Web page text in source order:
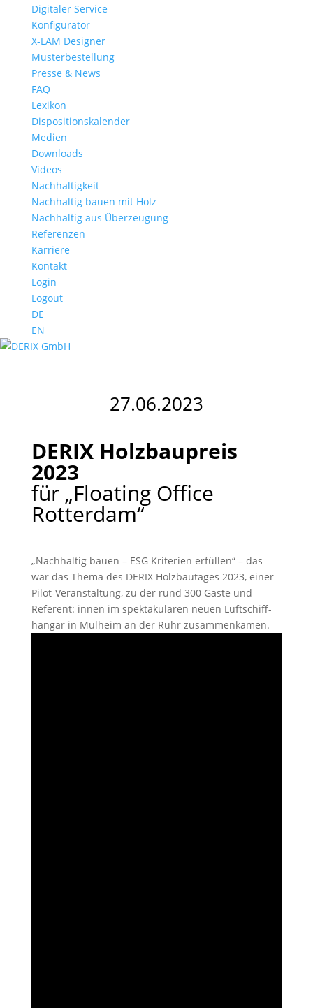
Digitaler Service
Konfigurator
X-LAM Designer
Musterbestellung
Presse & News
FAQ
Lexikon
Dispositionskalender
Medien
Downloads
Videos
Nachhaltigkeit
Nachhaltig bauen mit Holz
Nachhaltig aus Überzeugung
Referenzen
Karriere
Kontakt
Login
Logout
DE
EN
27.06.2023
DERIX Holzbaupreis
2023
für „Floating Office
Rotterdam“
„Nachhaltig bauen – ESG Kriterien erfüllen“ – das
war das Thema des DERIX Holzbautages 2023, einer
Pilot-Veranstaltung, zu der rund 300 Gäste und
Referent: ­innen im spektakulären neuen Luftschiff­
hangar in Mülheim an der Ruhr zusammen­kamen.